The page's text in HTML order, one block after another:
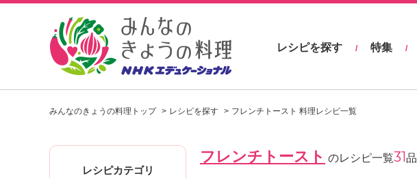
し
シ
レシピを探す / 特集 /
みんなのきょうの料理トップ レシピを探す フレンチトースト 料理レシピ一覧
レシピカテゴリ
フレンチトースト のレシピ一覧31品